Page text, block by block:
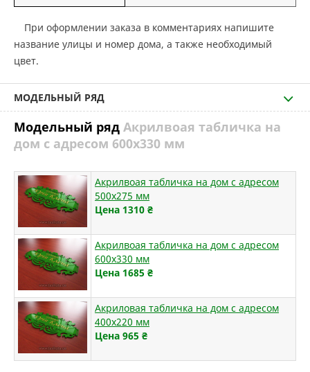
При оформлении заказа в комментариях напишите
название улицы и номер дома, а также необходимый
цвет.
МОДЕЛЬНЫЙ РЯД
Модельный ряд Акрилвоая табличка на
дом с адресом 600х330 мм
Акрилвоая табличка на дом с адресом
500х275 мм
Цена 1310 ₴
Акрилвоая табличка на дом с адресом
600х330 мм
Цена 1685 ₴
Акриловая табличка на дом с адресом
400х220 мм
Цена 965 ₴